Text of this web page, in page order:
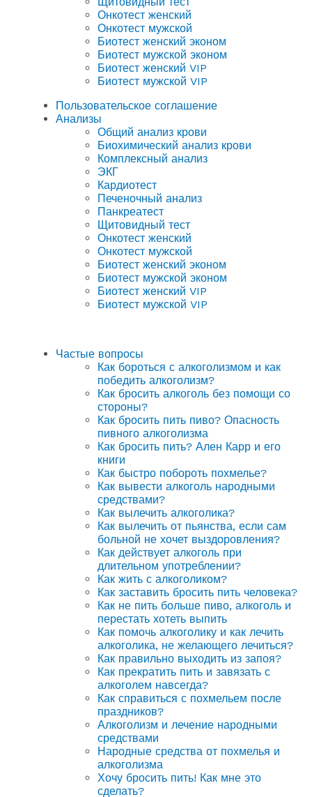
Онкотест женский
Онкотест мужской
Биотест женский эконом
Биотест мужской эконом
Биотест женский VIP
Биотест мужской VIP
Пользовательское соглашение
Анализы
Общий анализ крови
Биохимический анализ крови
Комплексный анализ
ЭКГ
Кардиотест
Печеночный анализ
Панкреатест
Щитовидный тест
Онкотест женский
Онкотест мужской
Биотест женский эконом
Биотест мужской эконом
Биотест женский VIP
Биотест мужской VIP
Частые вопросы
Как бороться с алкоголизмом и как
победить алкоголизм?
Как бросить алкоголь без помощи со
стороны?
Как бросить пить пиво? Опасность
пивного алкоголизма
Как бросить пить? Ален Карр и его
книги
Как быстро побороть похмелье?
Как вывести алкоголь народными
средствами?
Как вылечить алкоголика?
Как вылечить от пьянства, если сам
больной не хочет выздоровления?
Как действует алкоголь при
длительном употреблении?
Как жить с алкоголиком?
Как заставить бросить пить человека?
Как не пить больше пиво, алкоголь и
перестать хотеть выпить
Как помочь алкоголику и как лечить
алкоголика, не желающего лечиться?
Как правильно выходить из запоя?
Как прекратить пить и завязать с
алкоголем навсегда?
Как справиться с похмельем после
праздников?
Алкоголизм и лечение народными
средствами
Народные средства от похмелья и
алкоголизма
Хочу бросить пить! Как мне это
сделать?